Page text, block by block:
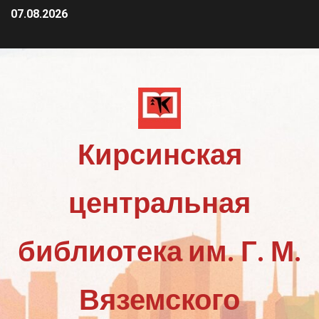
07.08.2026
Кирсинская
центральная
библиотека им. Г. М.
Вяземского